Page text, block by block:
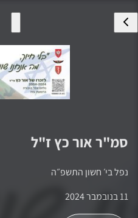
סמ"ראור כץ ז"ל
נפל בי׳ חשון התשפ״ה
11 בנובמבר 2024